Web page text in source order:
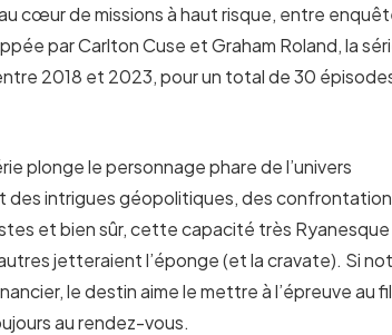
cœur de missions à haut risque, entre
par Carlton Cuse et Graham Roland, la
2018 et 2023, pour un total de 30
plonge le personnage phare de l’univers
des intrigues géopolitiques, des
et bien sûr, cette capacité très Ryanesque
jetteraient l’éponge (et la cravate). Si
le destin aime le mettre à l’épreuve au fil
au rendez-vous.